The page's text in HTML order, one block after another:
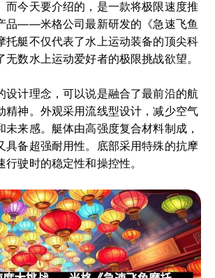
而今天要介绍的，是一款将极限速度推
品——米格公司最新研发的《急速飞鱼
托艇不仅代表了水上运动装备的顶尖科
无数水上运动爱好者的极限挑战欲望。
设计理念，可以说是融合了最前沿的航
精神。外观采用流线型设计，减少空气
未来感。艇体由高强度复合材料制成，
具备超强耐用性。底部采用特殊的抗摩
行驶时的稳定性和操控性。